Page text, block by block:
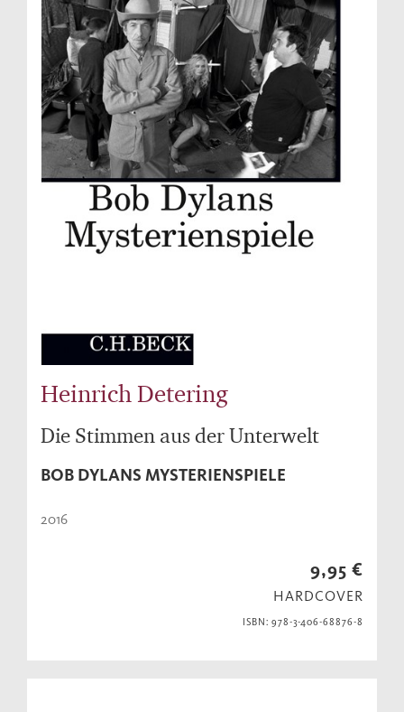
Heinrich Detering
Die Stimmen aus der Unterwelt
BOB DYLANS MYSTERIENSPIELE
2016
9,95 €
HARDCOVER
ISBN: 978-3-406-68876-8